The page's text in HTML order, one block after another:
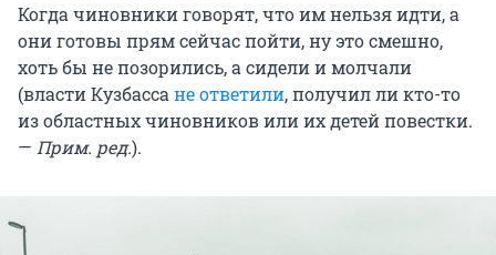
Когда чиновники говорят, что им нельзя идти, а
они готовы прям сейчас пойти, ну это смешно,
хоть бы не позорились, а сидели и молчали
(власти Кузбасса не ответили, получил ли кто-то
из областных чиновников или их детей повестки.
— Прим. ред.).